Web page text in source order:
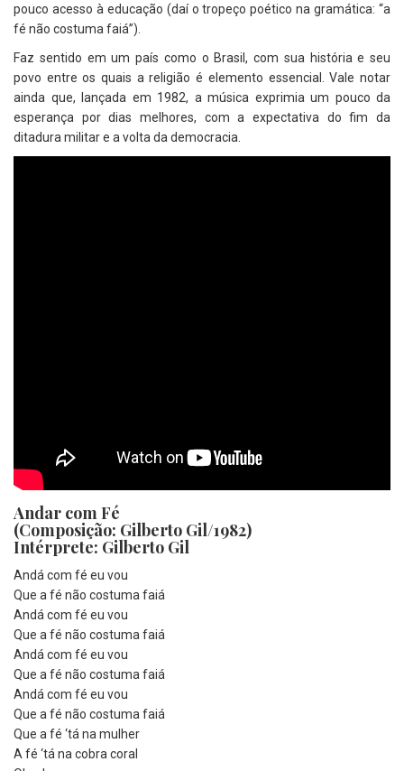
pouco acesso à educação (daí o tropeço poético na gramática: “a
fé não costuma faiá”).
Faz sentido em um país como o Brasil, com sua história e seu
povo entre os quais a religião é elemento essencial. Vale notar
ainda que, lançada em 1982, a música exprimia um pouco da
esperança por dias melhores, com a expectativa do fim da
ditadura militar e a volta da democracia.
Andar com Fé
(Composição: Gilberto Gil/1982)
Intérprete: Gilberto Gil
Andá com fé eu vou
Que a fé não costuma faiá
Andá com fé eu vou
Que a fé não costuma faiá
Andá com fé eu vou
Que a fé não costuma faiá
Andá com fé eu vou
Que a fé não costuma faiá
Que a fé ‘tá na mulher
A fé ‘tá na cobra coral